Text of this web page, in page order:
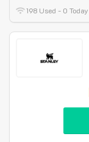
198 Used - 0 Today